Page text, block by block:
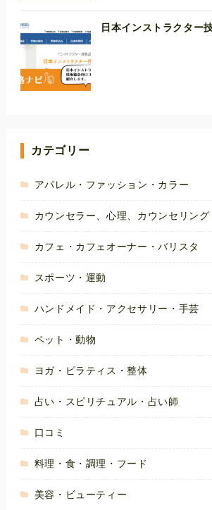
日本インストラクター
カテゴリー
アパレル・ファッション・カラー
カウンセラー、心理、カウンセリング
カフェ・カフェオーナー・バリスタ
スポーツ・運動
ハンドメイド・アクセサリー・手芸
ペット・動物
ヨガ・ピラティス・整体
占い・スピリチュアル・占い師
口コミ
料理・食・調理・フード
美容・ビューティー